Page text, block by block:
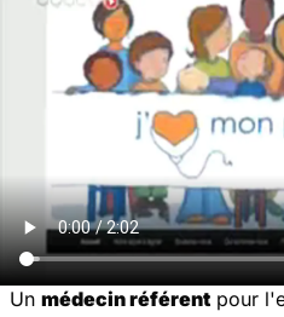
Un médecin référent pour